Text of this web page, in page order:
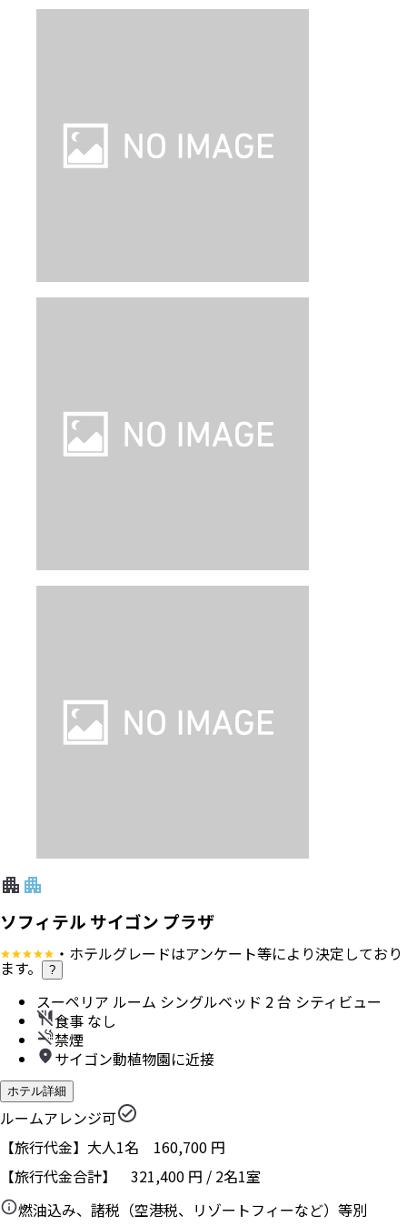
ソフィテル サイゴン プラザ
・ホテルグレードはアンケート等により決定しており
ます。 ?
スーペリア ルーム シングルベッド 2 台 シティビュー
食事 なし
禁煙
サイゴン動植物園に近接
ホテル詳細
ルームアレンジ可
【旅行代金】大人1名 160,700 円
【旅行代金合計】 321,400 円 / 2名1室
燃油込み、諸税（空港税、リゾートフィーなど）等別